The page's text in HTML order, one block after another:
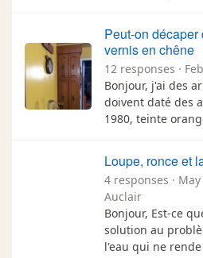
Peut-on
vernis en chêne
12 responses ·
Bonjour, j'ai des
doivent daté des
1980, teinte
Loupe, ronce et
4 responses ·
Auclair
Bonjour, Est-ce
solution au
l'eau qui ne